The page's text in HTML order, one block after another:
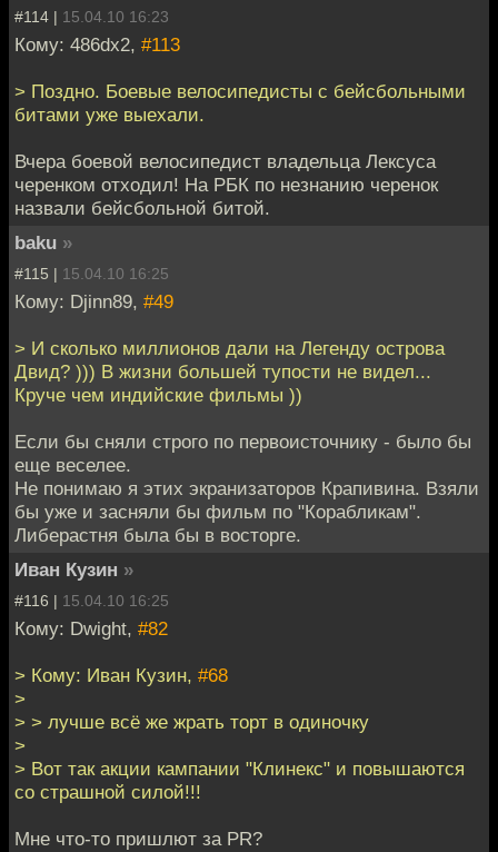
#114 | 15.04.10 16:23
Кому: 486dx2, #113
> Поздно. Боевые велосипедисты с бейсбольными
битами уже выехали.
Вчера боевой велосипедист владельца Лексуса
черенком отходил! На РБК по незнанию черенок
назвали бейсбольной битой.
baku »
#115 | 15.04.10 16:25
Кому: Djinn89, #49
> И сколько миллионов дали на Легенду острова
Двид? ))) В жизни большей тупости не видел...
Круче чем индийские фильмы ))
Если бы сняли строго по первоисточнику - было бы
еще веселее.
Не понимаю я этих экранизаторов Крапивина. Взяли
бы уже и засняли бы фильм по "Корабликам".
Либерастня была бы в восторге.
Иван Кузин »
#116 | 15.04.10 16:25
Кому: Dwight, #82
> Кому: Иван Кузин, #68
>
> > лучше всё же жрать торт в одиночку
>
> Вот так акции кампании "Клинекс" и повышаются
со страшной силой!!!
Мне что-то пришлют за PR?